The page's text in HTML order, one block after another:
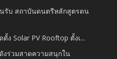
รับ สถาบันดนตรีหลักสูตรดน
ง Solar PV Rooftop ตั้งเ...
งร่วมสาดความสนุกใน